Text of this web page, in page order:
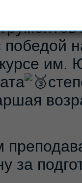
победой
за